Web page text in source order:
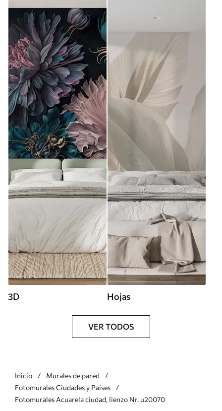
3D Hojas
VER TODOS
Inicio
Murales de pared
Fotomurales Ciudades y Países
Fotomurales Acuarela ciudad, lienzo Nr. u20070